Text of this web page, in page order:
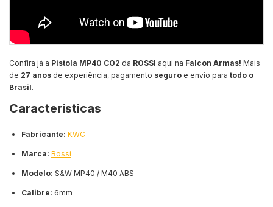
Confira já a Pistola MP40 CO2 da ROSSI aqui na Falcon Armas! Mais
de 27 anos de experiência, pagamento seguro e envio para todo o
Brasil.
Características
Fabricante: KWC
Marca: Rossi
Modelo: S&W MP40 / M40 ABS
Calibre: 6mm